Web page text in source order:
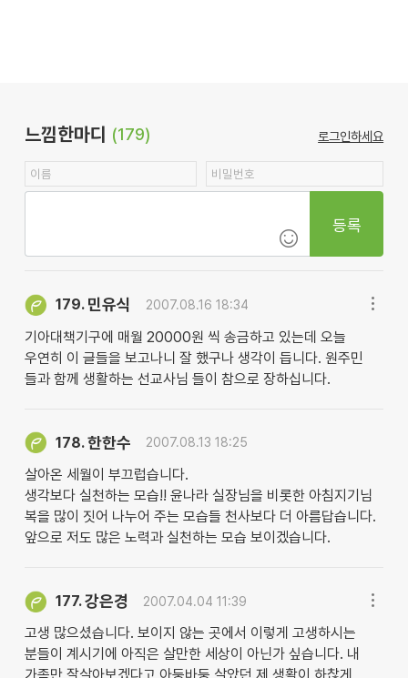
느낌한마디 (179) 로그인하세요
등록
179. 민유식 2007.08.16 18:34
기아대책기구에 매월 20000원 씩 송금하고 있는데 오늘
우연히 이 글들을 보고나니 잘 했구나 생각이 듭니다. 원주민
들과 함께 생활하는 선교사님 들이 참으로 장하십니다.
178.한한수 2007.08.13 18:25
살아온 세월이 부끄럽습니다.
생각보다 실천하는 모습!! 윤나라 실장님을 비롯한 아침지기님
복을 많이 짓어 나누어 주는 모습들 천사보다 더 아름답습니다.
앞으로 저도 많은 노력과 실천하는 모습 보이겠습니다.
177.강은경 2007.04.04 11:39
고생 많으셨습니다. 보이지 않는 곳에서 이렇게 고생하시는
분들이 계시기에 아직은 살만한 세상이 아닌가 싶습니다. 내